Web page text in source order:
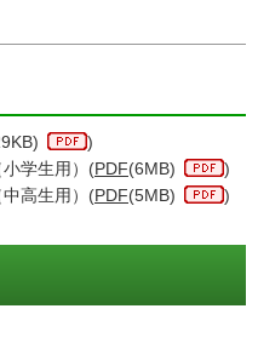
)
小学生用）(PDF(6MB)
)
中高生用）(PDF(5MB) )